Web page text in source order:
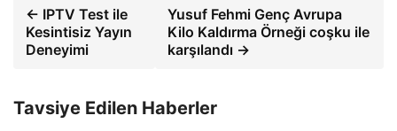
← IPTV Test ile
Kesintisiz Yayın
Deneyimi
Yusuf Fehmi Genç Avrupa
Kilo Kaldırma Örneği coşku ile
karşılandı →
Tavsiye Edilen Haberler